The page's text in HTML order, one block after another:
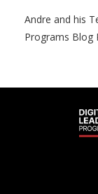
Andre and his
Programs Blog